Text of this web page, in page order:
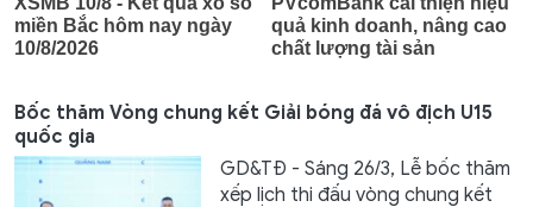
Bốc thăm Vòng chung kết Giải bóng đá vô địch U15
quốc gia
GD&TĐ - Sáng 26/3, Lễ bốc thăm
xếp lịch thi đấu vòng chung kết